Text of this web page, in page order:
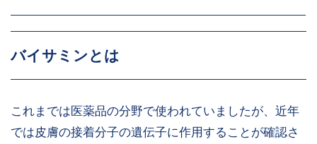
バイサミンとは
これまでは医薬品の分野で使われていましたが、近年
では皮膚の接着分子の遺伝子に作用することが確認さ